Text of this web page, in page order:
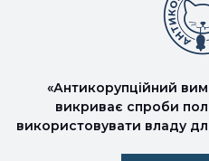
«Антикорупційний
викриває спроби
використовувати владу